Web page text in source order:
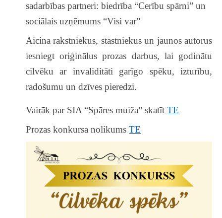
sadarbības partneri: biedrība “Cerību spārni” un
sociālais uzņēmums “Visi var”
Aicina rakstniekus, stāstniekus un jaunos autorus
iesniegt oriģinālus prozas darbus, lai godinātu
cilvēku ar invaliditāti garīgo spēku, izturību,
radošumu un dzīves pieredzi.
Vairāk par SIA “Spāres muiža” skatīt TE
Prozas konkursa nolikums TE